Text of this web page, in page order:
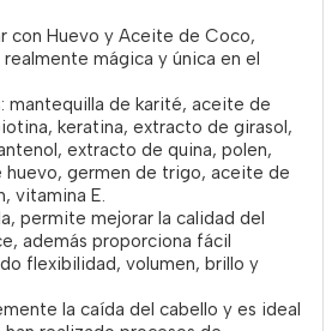
con Huevo y Aceite de Coco,
mágica y única en el
mantequilla de karité, aceite de
keratina, extracto de girasol,
extracto de quina, polen,
huevo, germen de trigo, aceite de
vitamina E.
permite mejorar la calidad del
además proporciona fácil
flexibilidad, volumen, brillo y
la caída del cabello y es ideal